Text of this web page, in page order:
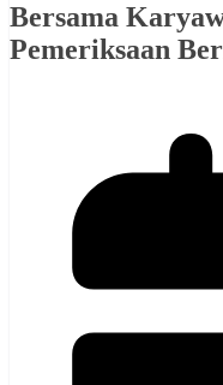
Bersama
Pemeriksaan